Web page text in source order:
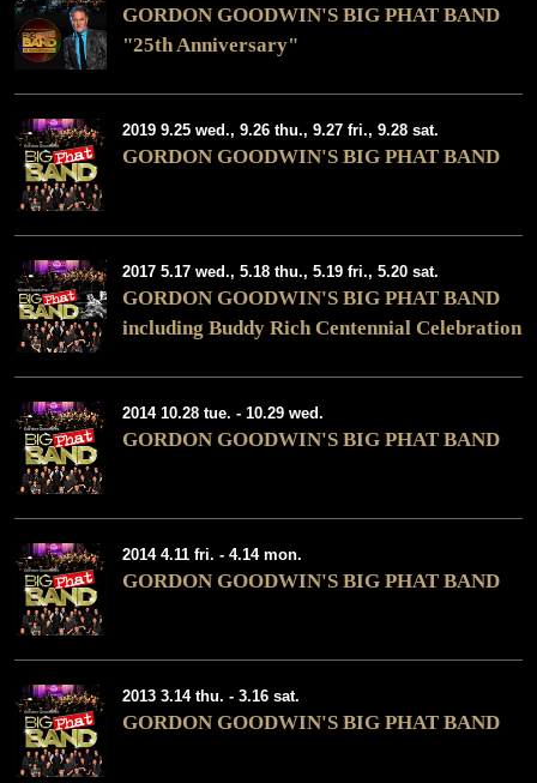
GORDON GOODWIN'S BIG PHAT BAND
"25th Anniversary"
2019 9.25 wed., 9.26 thu., 9.27 fri., 9.28 sat.
GORDON GOODWIN'S BIG PHAT BAND
2017 5.17 wed., 5.18 thu., 5.19 fri., 5.20 sat.
GORDON GOODWIN'S BIG PHAT BAND
including Buddy Rich Centennial Celebration
2014 10.28 tue. - 10.29 wed.
GORDON GOODWIN'S BIG PHAT BAND
2014 4.11 fri. - 4.14 mon.
GORDON GOODWIN'S BIG PHAT BAND
2013 3.14 thu. - 3.16 sat.
GORDON GOODWIN'S BIG PHAT BAND